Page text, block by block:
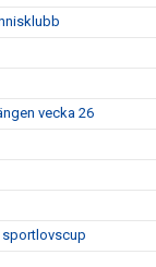
vecka 26
sportlovscup